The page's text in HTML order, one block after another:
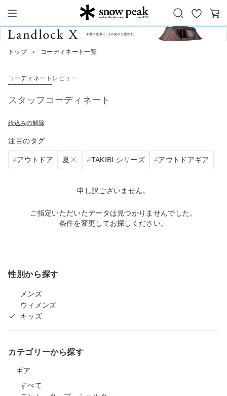
Snow Peak
お
気
カ
トップ ＞ コーディネート一覧
コーディネート レビュー
スタッフコーディネート
絞込みの解除
注目のタグ
アウトドア 夏 TAKIBI シリーズ アウトドアギア
申し訳ございません。
ご指定いただいたデータは見つかりませんでした。
条件を変更してお探しください。
性別から探す
メンズ
ウィメンズ
キッズ
カテゴリーから探す
ギア
すべて